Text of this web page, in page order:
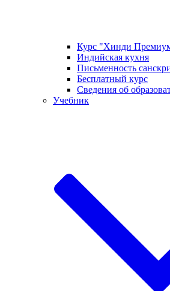
Курс "Хинди
Индийская кухня
Письменность
Бесплатный курс
Сведения об
Учебник